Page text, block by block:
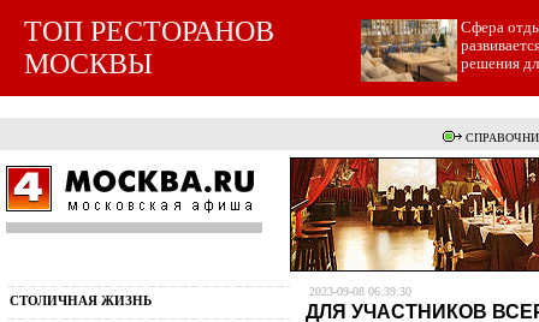
ТОП РЕСТОРАНОВ
МОСКВЫ
Cфера
решения
СТОЛИЧНАЯ ЖИЗНЬ
2023-09-08 06:39:30
ДЛЯ УЧАСТНИКОВ